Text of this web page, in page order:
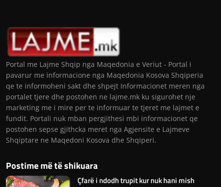
Portal me Lajme Shqip nga Maqedonia e Veriut - Portal i
pavarur me informacione nga Maqedonia Kosova Shqiperia
qe te informoheni sakt dhe shpejt Informacionet meren nga
portalet tjere dhe postohen ne lajme.mk ku sigurohet nje
marketing me i mire per te informuar te tjeret me lajmet e
fundit. Portali nuk mban pergjithesi mbi informacionet qe
postohen sepse gjithcka meret nga Agjensite e Lajmeve
Shqiptare ne Maqedoni Kosova dhe Shqiperi.
Postime më të shikuara
Çfarë i ndodh trupit kur nuk hani mish